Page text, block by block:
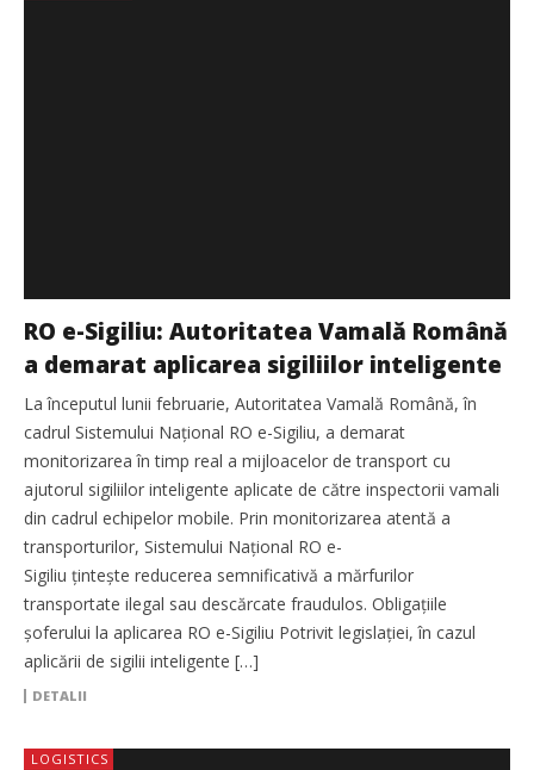
RO e-Sigiliu: Autoritatea Vamală Română
a demarat aplicarea sigiliilor inteligente
La începutul lunii februarie, Autoritatea Vamală Română, în
cadrul Sistemului Național RO e-Sigiliu, a demarat
monitorizarea în timp real a mijloacelor de transport cu
ajutorul sigiliilor inteligente aplicate de către inspectorii vamali
din cadrul echipelor mobile. Prin monitorizarea atentă a
transporturilor, Sistemului Național RO e-
Sigiliu țintește reducerea semnificativă a mărfurilor
transportate ilegal sau descărcate fraudulos. Obligațiile
șoferului la aplicarea RO e-Sigiliu Potrivit legislației, în cazul
aplicării de sigilii inteligente […]
DETALII
LOGISTICS